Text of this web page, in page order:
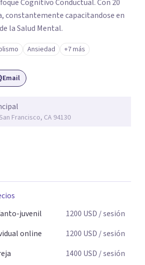
Cognitivo Conductual. Con 20
constantemente capacitandose en
la Salud Mental.
Ansiedad +7 más
Email
Francisco, CA 94130
juvenil
1200 USD / sesión
online
1200 USD / sesión
1400 USD / sesión